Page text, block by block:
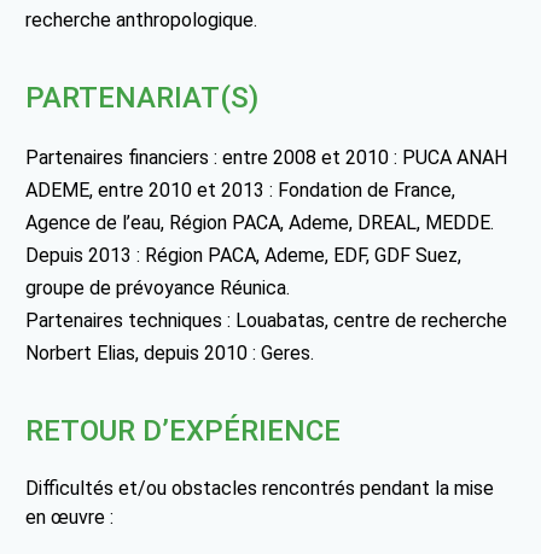
recherche anthropologique.
PARTENARIAT(S)
Partenaires financiers : entre 2008 et 2010 : PUCA ANAH
ADEME, entre 2010 et 2013 : Fondation de France,
Agence de l’eau, Région PACA, Ademe, DREAL, MEDDE.
Depuis 2013 : Région PACA, Ademe, EDF, GDF Suez,
groupe de prévoyance Réunica.
Partenaires techniques : Louabatas, centre de recherche
Norbert Elias, depuis 2010 : Geres.
RETOUR D’EXPÉRIENCE
Difficultés et/ou obstacles rencontrés pendant la mise
en œuvre :